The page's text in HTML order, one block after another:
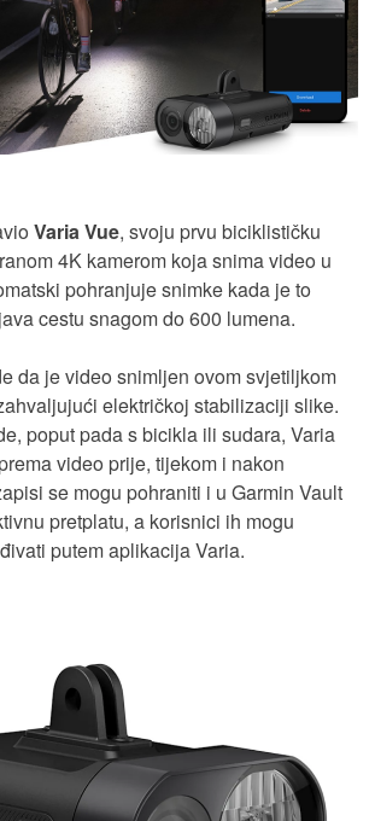
Varia Vue, svoju prvu biciklističku
4K kamerom koja snima video u
pohranjuje snimke kada je to
cestu snagom do 600 lumena.
da je video snimljen ovom svjetiljkom
električkoj stabilizaciji slike.
poput pada s bicikla ili sudara, Varia
video prije, tijekom i nakon
se mogu pohraniti i u Garmin Vault
pretplatu, a korisnici ih mogu
putem aplikacija Varia.